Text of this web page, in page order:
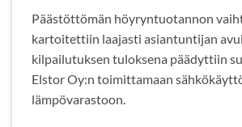
Päästöttömän höyryntuotannon
kartoitettiin laajasti asiantuntijan
kilpailutuksen tuloksena päädyttiin
Elstor Oy:n toimittamaan
lämpövarastoon.